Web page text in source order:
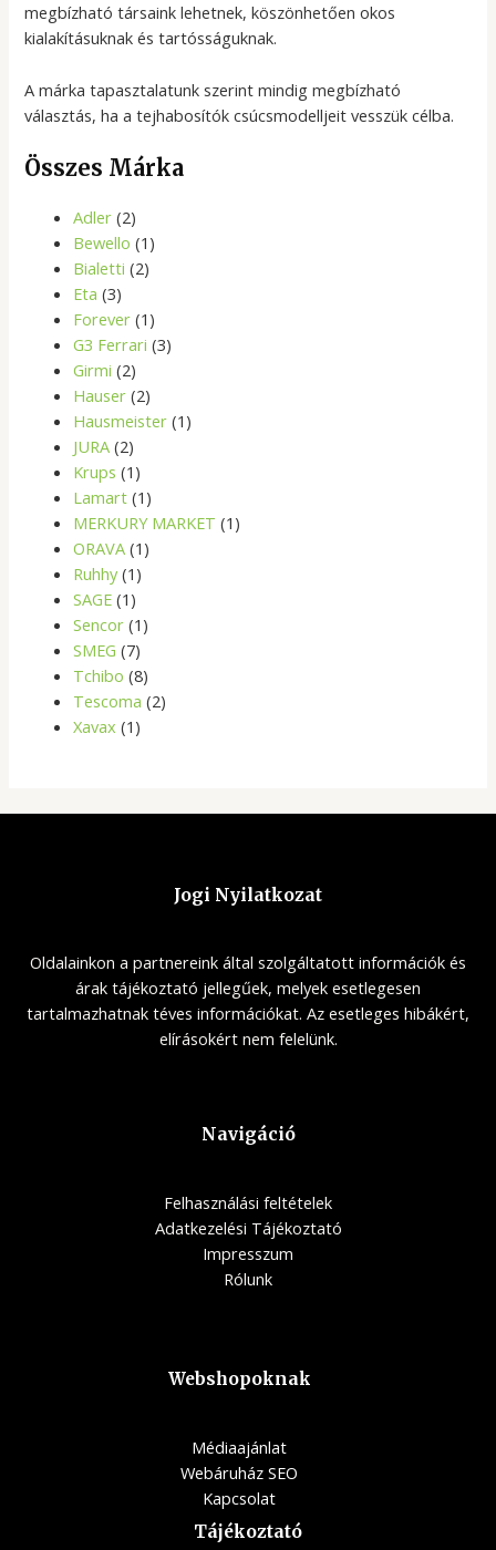
megbízható társaink lehetnek, köszönhetően okos
kialakításuknak és tartósságuknak.
A márka tapasztalatunk szerint mindig megbízható
választás, ha a tejhabosítók csúcsmodelljeit vesszük célba.
Összes Márka
Adler (2)
Bewello (1)
Bialetti (2)
Eta (3)
Forever (1)
G3 Ferrari (3)
Girmi (2)
Hauser (2)
Hausmeister (1)
JURA (2)
Krups (1)
Lamart (1)
MERKURY MARKET (1)
ORAVA (1)
Ruhhy (1)
SAGE (1)
Sencor (1)
SMEG (7)
Tchibo (8)
Tescoma (2)
Xavax (1)
Jogi Nyilatkozat
Oldalainkon a partnereink által szolgáltatott információk és
árak tájékoztató jellegűek, melyek esetlegesen
tartalmazhatnak téves információkat. Az esetleges hibákért,
elírásokért nem felelünk.
Navigáció
Felhasználási feltételek
Adatkezelési Tájékoztató
Impresszum
Rólunk
Webshopoknak
Médiaajánlat
Webáruház SEO
Kapcsolat
Tájékoztató